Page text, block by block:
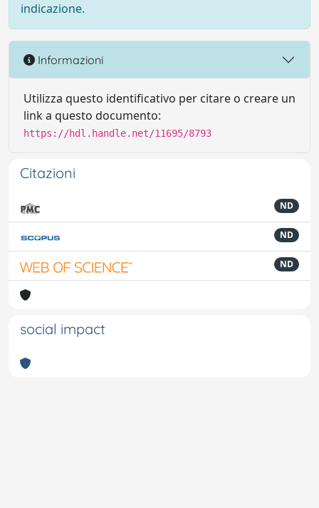
indicazione.
Informazioni
Utilizza questo identificativo per citare o creare un
link a questo documento:
https://hdl.handle.net/11695/8793
Citazioni
ND
ND
ND
social impact